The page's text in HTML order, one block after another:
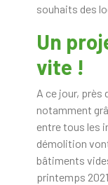
souhaits des
Un
vite !
A ce jour, près
notamment
entre tous les
démolition
bâtiments
printemps